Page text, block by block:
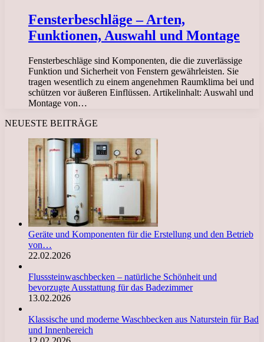
Fensterbeschläge – Arten,
Funktionen, Auswahl und Montage
Fensterbeschläge sind Komponenten, die die zuverlässige
Funktion und Sicherheit von Fenstern gewährleisten. Sie
tragen wesentlich zu einem angenehmen Raumklima bei und
schützen vor äußeren Einflüssen. Artikelinhalt: Auswahl und
Montage von…
NEUESTE BEITRÄGE
Geräte und Komponenten für die Erstellung und den Betrieb
von…
22.02.2026
Flusssteinwaschbecken – natürliche Schönheit und
bevorzugte Ausstattung für das Badezimmer
13.02.2026
Klassische und moderne Waschbecken aus Naturstein für Bad
und Innenbereich